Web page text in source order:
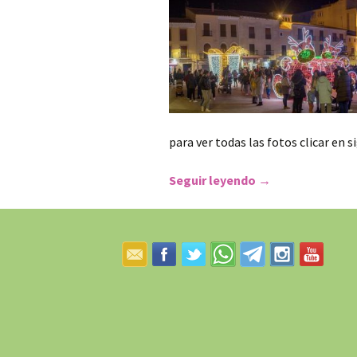
Colectivos
para ver todas las fotos clicar en
Seguir leyendo ENCENDIDO DEL
→